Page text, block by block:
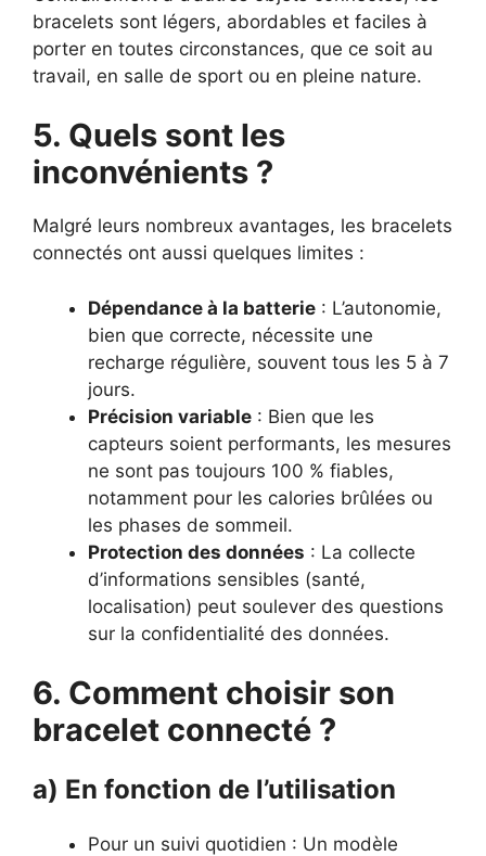
bracelets sont légers, abordables et faciles à
porter en toutes circonstances, que ce soit au
travail, en salle de sport ou en pleine nature.
5. Quels sont les
inconvénients ?
Malgré leurs nombreux avantages, les bracelets
connectés ont aussi quelques limites :
Dépendance à la batterie : L’autonomie,
bien que correcte, nécessite une
recharge régulière, souvent tous les 5 à 7
jours.
Précision variable : Bien que les
capteurs soient performants, les mesures
ne sont pas toujours 100 % fiables,
notamment pour les calories brûlées ou
les phases de sommeil.
Protection des données : La collecte
d’informations sensibles (santé,
localisation) peut soulever des questions
sur la confidentialité des données.
6. Comment choisir son
bracelet connecté ?
a) En fonction de l’utilisation
Pour un suivi quotidien : Un modèle